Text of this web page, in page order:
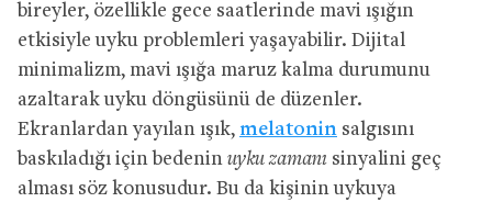
bireyler, özellikle gece saatlerinde mavi ışığın
etkisiyle uyku problemleri yaşayabilir. Dijital
minimalizm, mavi ışığa maruz kalma durumunu
azaltarak uyku döngüsünü de düzenler.
Ekranlardan yayılan ışık, melatonin salgısını
baskıladığı için bedenin uyku zamanı sinyalini geç
alması söz konusudur. Bu da kişinin uykuya